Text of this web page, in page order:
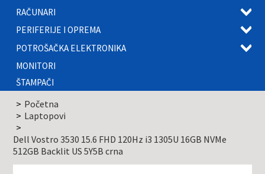
RAČUNARI
PERIFERIJE I OPREMA
POTROŠAČKA ELEKTRONIKA
MONITORI
ŠTAMPAČI
Početna
Laptopovi
Dell Vostro 3530 15.6 FHD 120Hz i3 1305U 16GB NVMe
512GB Backlit US 5Y5B crna